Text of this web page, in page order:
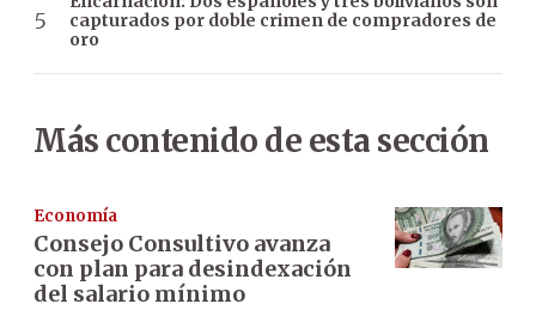
capturados por doble crimen de compradores de
oro
Más contenido de esta sección
Economía
Consejo Consultivo avanza
con plan para desindexación
del salario mínimo